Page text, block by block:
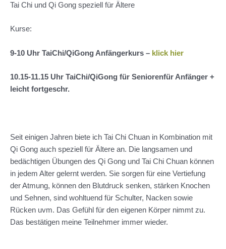
Tai Chi und Qi Gong speziell für Ältere
Kurse:
9-10 Uhr TaiChi/QiGong Anfängerkurs – klick hier
10.15-11.15 Uhr TaiChi/QiGong für Seniorenfür Anfänger +
leicht fortgeschr.
Seit einigen Jahren biete ich Tai Chi Chuan in Kombination mit
Qi Gong auch speziell für Ältere an. Die langsamen und
bedächtigen Übungen des Qi Gong und Tai Chi Chuan können
in jedem Alter gelernt werden. Sie sorgen für eine Vertiefung
der Atmung, können den Blutdruck senken, stärken Knochen
und Sehnen, sind wohltuend für Schulter, Nacken sowie
Rücken uvm. Das Gefühl für den eigenen Körper nimmt zu.
Das bestätigen meine Teilnehmer immer wieder.